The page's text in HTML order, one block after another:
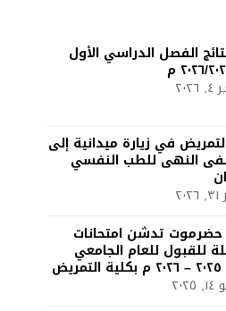
الفصل الدراسي الأول
في زيارة ميدانية إلى
النهى للطب النفسي
حضرموت تدشن امتحانات
للقبول للعام الجامعي